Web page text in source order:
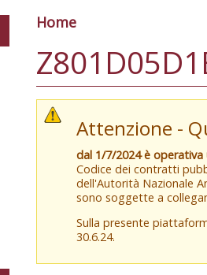
Tu sei qui
Home
Attenzione -
dal 1/7/2024 è
Codice dei contratti
dell'Autorità Nazionale
sono soggette a
Sulla presente
30.6.24.